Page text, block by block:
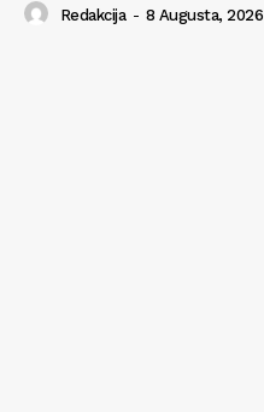
Redakcija - 8 Augusta, 2026